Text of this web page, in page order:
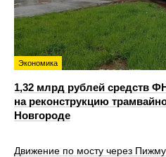
Экономика
1,32 млрд рублей средств
на реконструкцию
Новгороде
Движение по мосту через